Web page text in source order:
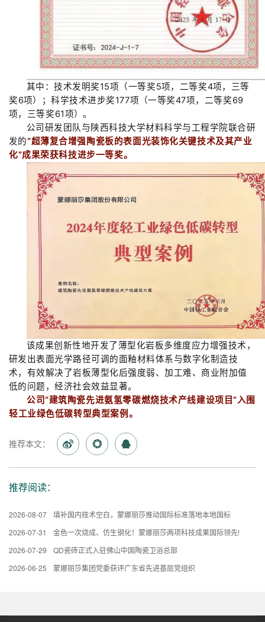
其中：技术发明奖15项（一等奖5项，二等奖4项，三等
奖6项）；科学技术进步奖177项（一等奖47项，二等奖69
项，三等奖61项）。
公司 研发团队与陕西科技大学材料科学与工程学院联合研
发的“超薄复合增强陶瓷板的表面光装饰化关键技术及其产业
化”成果荣获科技进步一等奖。
该成果创新性地开发了薄型化岩板多维度应力增强技术，
研发出表面光学路径可调的面釉材料体系与数字化制造技
术，有效解决了岩板薄型化后强度弱、加工难、商业附加值
低的问题，经济社会效益显著。
公司“建筑陶瓷先进氨氢零碳燃烧技术产线建设项目”入围
轻工业绿色低碳转型典型案例 。
推荐本文：
推荐阅读：
2026-08-07
填补国内技术空白，蒙娜丽莎推动国际标准落地本地国标
2026-07-31
金色一次烧成、仿生钢化！蒙娜丽莎两项科技成果国际领先!
2026-07-29
QD瓷砖正式入驻佛山中国陶瓷卫浴总部
2026-06-25
蒙娜丽莎集团党委获评广东省先进基层党组织